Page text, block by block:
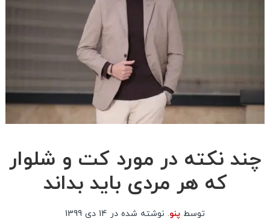
چند نکته در مورد کت و شلوار
که هر مردی باید بداند
توسط پنو. نوشته شده در 14 دی 1399